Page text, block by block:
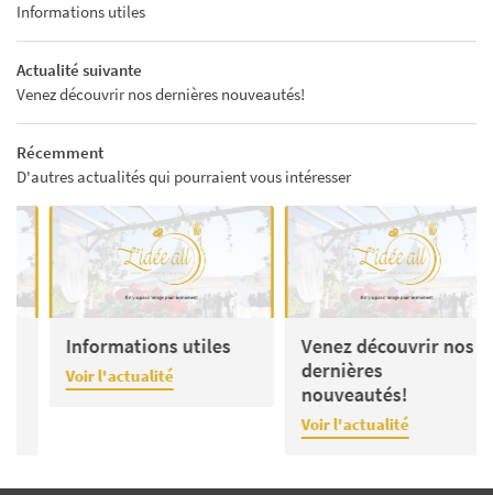
Informations utiles
Actualité suivante
Venez découvrir nos dernières nouveautés!
Récemment
D'autres actualités qui pourraient vous intéresser
Informations utiles
Voir l'actualité
Venez découvrir nos
dernières
nouveautés!
Voir l'actualité